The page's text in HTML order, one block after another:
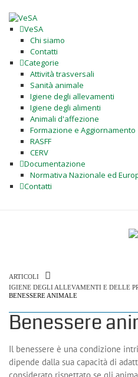
VeSA
Chi siamo
Contatti
Categorie
Attività trasversali
Sanità animale
Igiene degli allevamenti
Igiene degli alimenti
Animali d'affezione
Formazione e Aggiornamento
RASFF
CERV
Documentazione
Normativa Nazionale ed
Contatti
ARTICOLI
IGIENE DEGLI ALLEVAMENTI E DELLE
BENESSERE ANIMALE
Benessere
Il benessere è una condizione
dipende dalla sua capacità di